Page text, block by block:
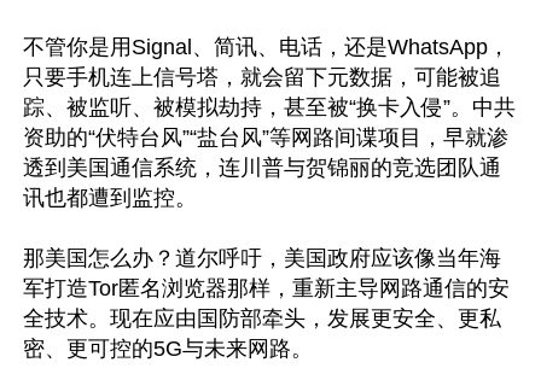
不管你是用Signal、简讯、电话，还是WhatsApp，
只要手机连上信号塔，就会留下元数据，可能被追
踪、被监听、被模拟劫持，甚至被“换卡入侵”。中共
资助的“伏特台风”“盐台风”等网路间谍项目，早就渗
透到美国通信系统，连川普与贺锦丽的竞选团队通
讯也都遭到监控。
那美国怎么办？道尔呼吁，美国政府应该像当年海
军打造Tor匿名浏览器那样，重新主导网路通信的安
全技术。现在应由国防部牵头，发展更安全、更私
密、更可控的5G与未来网路。